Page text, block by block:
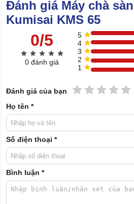
Thùng nước bẩn liên kết với bàn hút
chất thải trong hoạt động vệ sinh.
Đánh giá Máy chà
Kumisai KMS 65
0/5
0 đánh giá
5
4
3
2
1
Đánh giá của bạn 5
4 sao
3 sao
2 sao
1 sao
Họ tên *
Số điện thoại *
Bình luận *